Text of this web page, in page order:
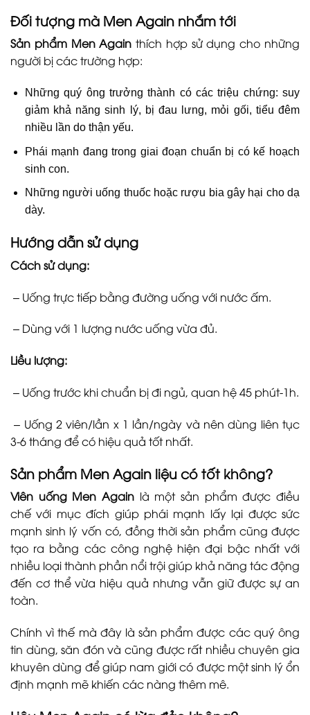
Đối tượng mà Men Again nhắm tới
Sản phẩm Men Again thích hợp sử dụng cho những
người bị các trường hợp:
Những quý ông trưởng thành có các triệu chứng: suy
giảm khả năng sinh lý, bị đau lưng, mỏi gối, tiểu đêm
nhiều lần do thận yếu.
Phái mạnh đang trong giai đoạn chuẩn bị có kế hoạch
sinh con.
Những người uống thuốc hoặc rượu bia gây hại cho dạ
dày.
Hướng dẫn sử dụng
Cách sử dụng:
– Uống trực tiếp bằng đường uống với nước ấm.
– Dùng với 1 lượng nước uống vừa đủ.
Liều lượng:
– Uống trước khi chuẩn bị đi ngủ, quan hệ 45 phút-1h.
– Uống 2 viên/lần x 1 lần/ngày và nên dùng liên tục
3-6 tháng để có hiệu quả tốt nhất.
Sản phẩm Men Again liệu có tốt không?
Viên uống Men Again là một sản phẩm được điều
chế với mục đích giúp phái mạnh lấy lại được sức
mạnh sinh lý vốn có, đồng thời sản phẩm cũng được
tạo ra bằng các công nghệ hiện đại bậc nhất với
nhiều loại thành phần nổi trội giúp khả năng tác động
đến cơ thể vừa hiệu quả nhưng vẫn giữ được sự an
toàn.
Chính vì thế mà đây là sản phẩm được các quý ông
tin dùng, săn đón và cũng được rất nhiều chuyên gia
khuyên dùng để giúp nam giới có được một sinh lý ổn
định mạnh mẽ khiến các nàng thêm mê.